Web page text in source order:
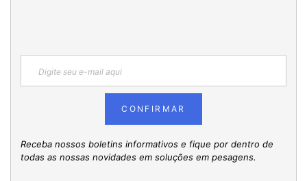
CONFIRMAR
Receba nossos boletins informativos e fique por dentro de
todas as nossas novidades em soluções em pesagens.